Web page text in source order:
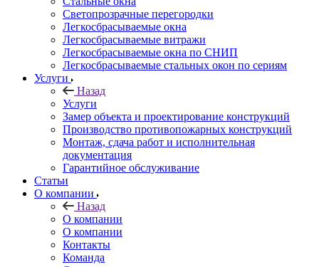
Светопрозрачные перегородки
Легкосбрасываемые окна
Легкосбрасываемые витражи
Легкосбрасываемые окна по СНИП
Легкосбрасываемые стальных окон по сериям
Услуги
Назад
Услуги
Замер объекта и проектирование конструкций
Производство противопожарных конструкций
Монтаж, сдача работ и исполнительная
документация
Гарантийное обслуживание
Статьи
О компании
Назад
О компании
О компании
Контакты
Команда